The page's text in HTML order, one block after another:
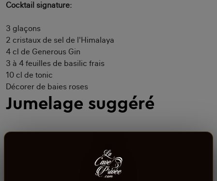
Cocktail signature:
3 glaçons
2 cristaux de sel de l'Himalaya
4 cl de Generous Gin
3 à 4 feuilles de basilic frais
10 cl de tonic
Décorer de baies roses
Jumelage suggéré